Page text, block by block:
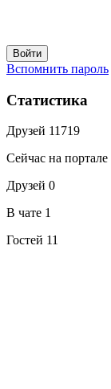
Вспомнить пароль
Статистика
Друзей 11719
Сейчас на портале
Друзей 0
В чате 1
Гостей 11